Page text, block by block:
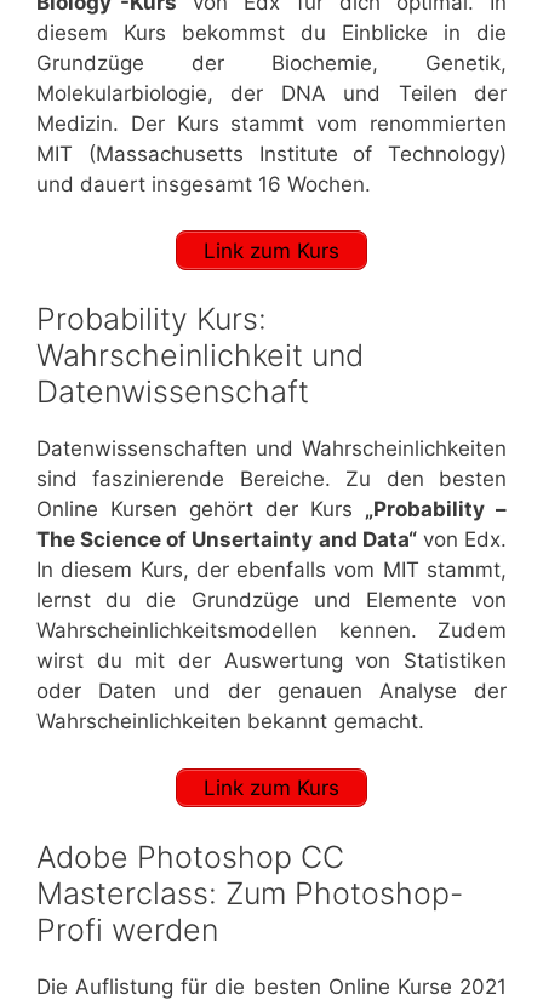
diesem Kurs bekommst du Einblicke in die
Grundzüge der Biochemie, Genetik,
Molekularbiologie, der DNA und Teilen der
Medizin. Der Kurs stammt vom renommierten
MIT (Massachusetts Institute of Technology)
und dauert insgesamt 16 Wochen.
Link zum Kurs
Probability Kurs:
Wahrscheinlichkeit und
Datenwissenschaft
Datenwissenschaften und Wahrscheinlichkeiten
sind faszinierende Bereiche. Zu den besten
Online Kursen gehört der Kurs „Probability –
The Science of Unsertainty and Data“von Edx.
In diesem Kurs, der ebenfalls vom MIT stammt,
lernst du die Grundzüge und Elemente von
Wahrscheinlichkeitsmodellen kennen. Zudem
wirst du mit der Auswertung von Statistiken
oder Daten und der genauen Analyse der
Wahrscheinlichkeiten bekannt gemacht.
Link zum Kurs
Adobe Photoshop CC
Masterclass: Zum Photoshop-
Profi werden
Die Auflistung für die besten Online Kurse 2021